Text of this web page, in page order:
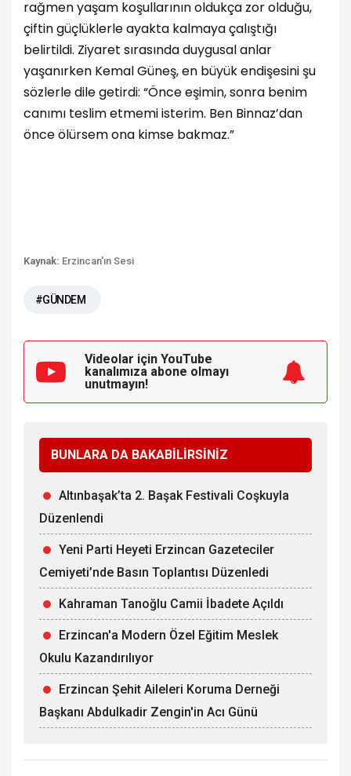
rağmen yaşam koşullarının oldukça zor olduğu,
çiftin güçlüklerle ayakta kalmaya çalıştığı
belirtildi. Ziyaret sırasında duygusal anlar
yaşanırken Kemal Güneş, en büyük endişesini şu
sözlerle dile getirdi: “Önce eşimin, sonra benim
canımı teslim etmemi isterim. Ben Binnaz’dan
önce ölürsem ona kimse bakmaz.”
Kaynak: Erzincan'ın Sesi
#GÜNDEM
Videolar için YouTube
kanalımıza abone olmayı
unutmayın!
BUNLARA DA BAKABİLİRSİNİZ
Altınbaşak’ta 2. Başak Festivali Coşkuyla
Düzenlendi
Yeni Parti Heyeti Erzincan Gazeteciler
Cemiyeti’nde Basın Toplantısı Düzenledi
Kahraman Tanoğlu Camii İbadete Açıldı
Erzincan'a Modern Özel Eğitim Meslek
Okulu Kazandırılıyor
Erzincan Şehit Aileleri Koruma Derneği
Başkanı Abdulkadir Zengin'in Acı Günü